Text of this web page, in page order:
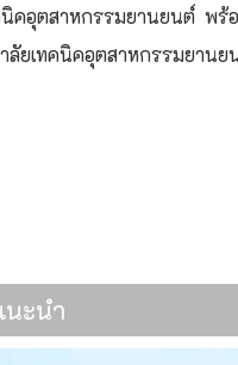
คอุตสาหกรรมยานยนต์ พ
ยเทคนิคอุตสาหกรรมยานย
นต์
ำบลธนู
ะนำ